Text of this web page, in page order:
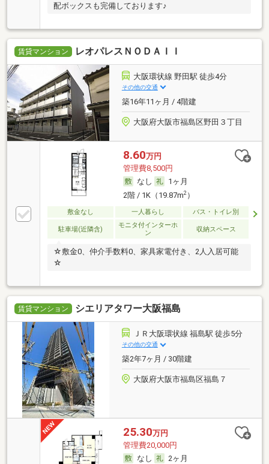
配ボックスも完備しております♪
賃貸マンション レオパレスＮＯＤＡＩＩ
大阪環状線 野田駅 徒歩4分
その他の交通
築16年11ヶ月 / 4階建
大阪府大阪市福島区野田３丁目
8.60万円
管理費8,500円
なし
1ヶ月
2階 / 1K（19.87m2）
敷金なし 一人暮らし バス・トイレ別
駐車場(近隣含)
モニタ付インターホ
ン
収納スペース
☆敷金0、仲介手数料0、家具家電付き、2人入居可能
☆
賃貸マンション シエリアタワー大阪福島
ＪＲ大阪環状線 福島駅 徒歩5分
その他の交通
築2年7ヶ月 / 30階建
大阪府大阪市福島区福島７
25.30万円
管理費20,000円
なし
2ヶ月